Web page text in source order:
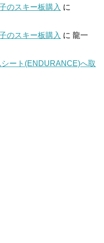
のスキー板購入 に
のスキー板購入 に 龍一
ート(ENDURANCE)へ取